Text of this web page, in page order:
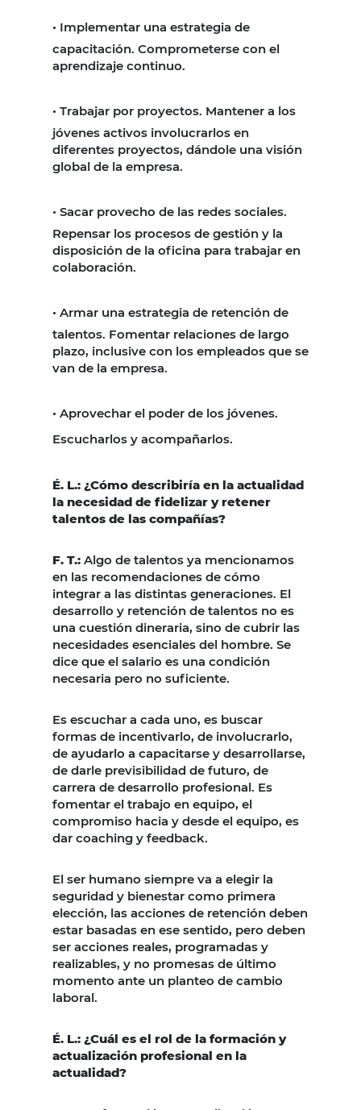
• Implementar una estrategia de
capacitación. Comprometerse con el
aprendizaje continuo.
• Trabajar por proyectos. Mantener a los
jóvenes activos involucrarlos en
diferentes proyectos, dándole una visión
global de la empresa.
• Sacar provecho de las redes sociales.
Repensar los procesos de gestión y la
disposición de la oficina para trabajar en
colaboración.
• Armar una estrategia de retención de
talentos. Fomentar relaciones de largo
plazo, inclusive con los empleados que se
van de la empresa.
• Aprovechar el poder de los jóvenes.
Escucharlos y acompañarlos.
É. L.: ¿Cómo describiría en la actualidad
la necesidad de fidelizar y retener
talentos de las compañías?
F. T.: Algo de talentos ya mencionamos
en las recomendaciones de cómo
integrar a las distintas generaciones. El
desarrollo y retención de talentos no es
una cuestión dineraria, sino de cubrir las
necesidades esenciales del hombre. Se
dice que el salario es una condición
necesaria pero no suficiente.
Es escuchar a cada uno, es buscar
formas de incentivarlo, de involucrarlo,
de ayudarlo a capacitarse y desarrollarse,
de darle previsibilidad de futuro, de
carrera de desarrollo profesional. Es
fomentar el trabajo en equipo, el
compromiso hacia y desde el equipo, es
dar coaching y feedback.
El ser humano siempre va a elegir la
seguridad y bienestar como primera
elección, las acciones de retención deben
estar basadas en ese sentido, pero deben
ser acciones reales, programadas y
realizables, y no promesas de último
momento ante un planteo de cambio
laboral.
É. L.: ¿Cuál es el rol de la formación y
actualización profesional en la
actualidad?